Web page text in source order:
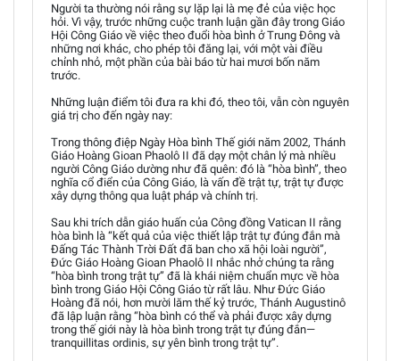
Người ta thường nói rằng sự lặp lại là mẹ đẻ của việc học
hỏi. Vì vậy, trước những cuộc tranh luận gần đây trong Giáo
Hội Công Giáo về việc theo đuổi hòa bình ở Trung Đông và
những nơi khác, cho phép tôi đăng lại, với một vài điều
chỉnh nhỏ, một phần của bài báo từ hai mươi bốn năm
trước.
Những luận điểm tôi đưa ra khi đó, theo tôi, vẫn còn nguyên
giá trị cho đến ngày nay:
Trong thông điệp Ngày Hòa bình Thế giới năm 2002, Thánh
Giáo Hoàng Gioan Phaolô II đã dạy một chân lý mà nhiều
người Công Giáo dường như đã quên: đó là “hòa bình”, theo
nghĩa cổ điển của Công Giáo, là vấn đề trật tự, trật tự được
xây dựng thông qua luật pháp và chính trị.
Sau khi trích dẫn giáo huấn của Công đồng Vatican II rằng
hòa bình là “kết quả của việc thiết lập trật tự đúng đắn mà
Đấng Tác Thành Trời Đất đã ban cho xã hội loài người”,
Đức Giáo Hoàng Gioan Phaolô II nhắc nhở chúng ta rằng
“hòa bình trong trật tự” đã là khái niệm chuẩn mực về hòa
bình trong Giáo Hội Công Giáo từ rất lâu. Như Đức Giáo
Hoàng đã nói, hơn mười lăm thế kỷ trước, Thánh Augustinô
đã lập luận rằng “hòa bình có thể và phải được xây dựng
trong thế giới này là hòa bình trong trật tự đúng đắn—
tranquillitas ordinis, sự yên bình trong trật tự”.